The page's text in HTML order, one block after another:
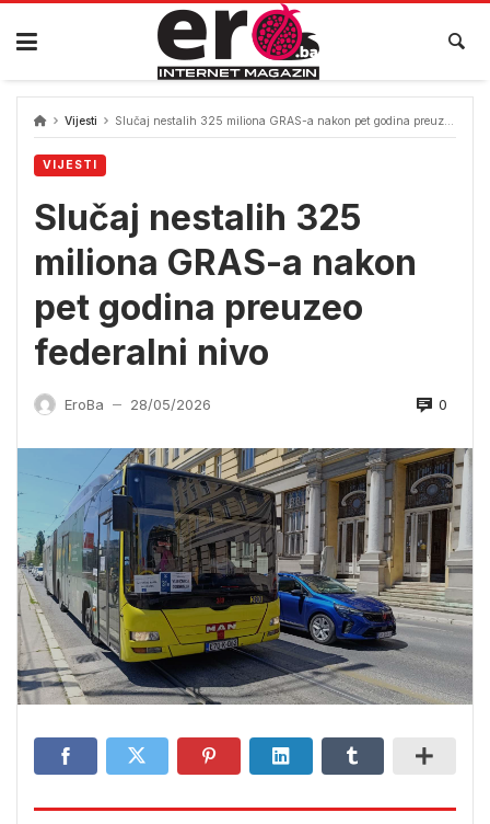
Skip
content
Vijesti Slučaj nestalih 325 miliona GRAS-a nakon pet godina preuzeo federalni nivo
VIJESTI
Slučaj nestalih 325
miliona GRAS-a nakon
pet godina preuzeo
federalni nivo
EroBa — 28/05/2026 0